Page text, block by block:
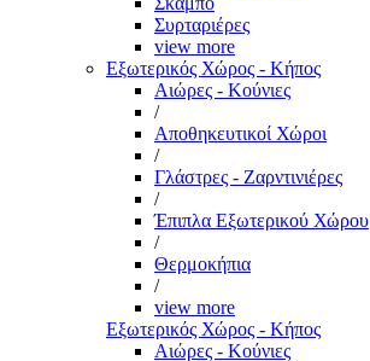
Συρταριέρες
view more
Εξωτερικός Χώρος - Κήπος
Αιώρες - Κούνιες
/
Αποθηκευτικοί Χώροι
/
Γλάστρες - Ζαρντινιέρες
/
Έπιπλα Εξωτερικού Χώρου
/
Θερμοκήπια
/
view more
Εξωτερικός Χώρος - Κήπος
Αιώρες - Κούνιες